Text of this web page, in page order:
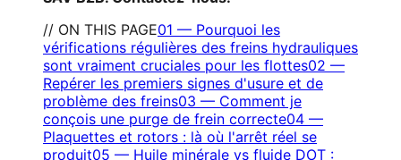
// ON THIS PAGE01 — Pourquoi les
vérifications régulières des freins hydrauliques
sont vraiment cruciales pour les flottes02 —
Repérer les premiers signes d'usure et de
problème des freins03 — Comment je
conçois une purge de frein correcte04 —
Plaquettes et rotors : là où l'arrêt réel se
produit05 — Huile minérale vs fluide DOT :